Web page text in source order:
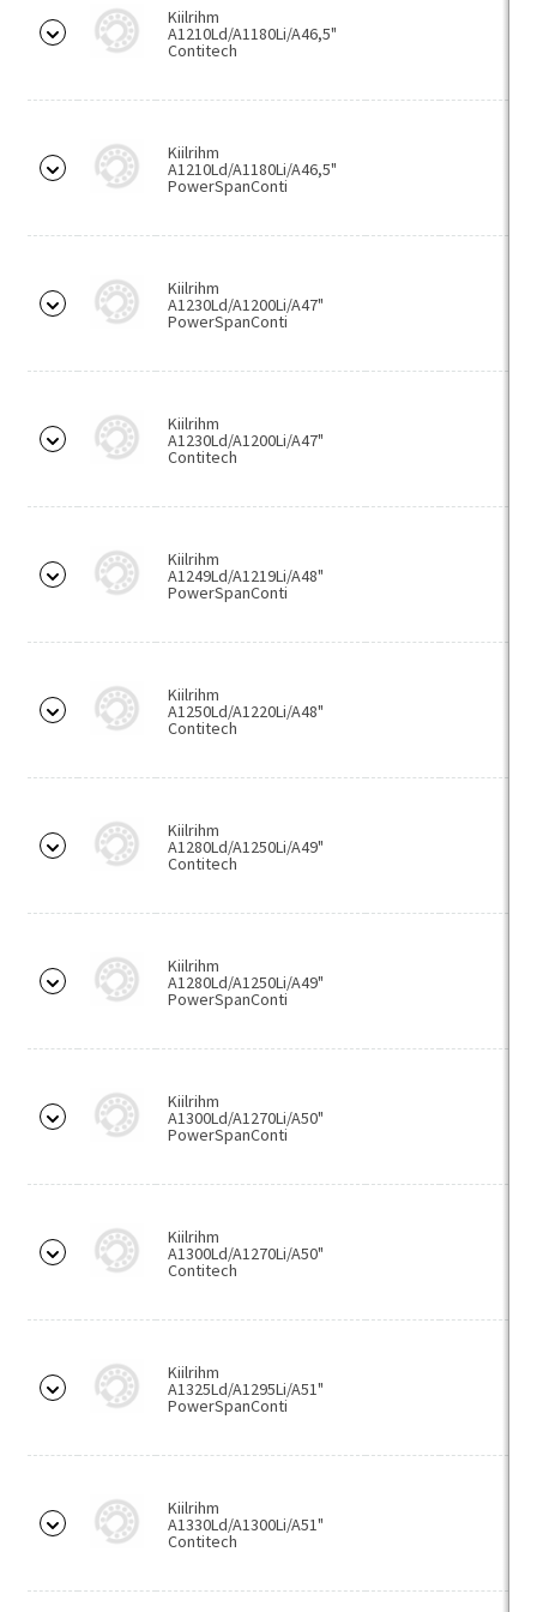
NKXR
ZARF
ZARN
Laagrid-rullikud
NATRxx
NUTRxx
LRxxxx
PWTRxx
Kuumuskindlad laagrid
Polümeerlaagrid
Pöördlaagrid
Vabakäigusidurid
Pukklaagrid (pukid/laagrid)
FC-korpus
PA-korpus
T-korpus
Pukklaagrid (Y-laagrid)
UC
GSH/SPH
SA/YET/(G)RAE/UY/ES/AEL
U
UCX
UKX
Kiilrihm
A1210Ld/A1180Li/A46,5"
Contitech
Kiilrihm
A1210Ld/A1180Li/A46,5"
PowerSpanConti
Kiilrihm
A1230Ld/A1200Li/A47"
PowerSpanConti
Kiilrihm
A1230Ld/A1200Li/A47"
Contitech
Kiilrihm
A1249Ld/A1219Li/A48"
PowerSpanConti
Kiilrihm
A1250Ld/A1220Li/A48"
Contitech
Kiilrihm
A1280Ld/A1250Li/A49"
Contitech
Kiilrihm
A1280Ld/A1250Li/A49"
PowerSpanConti
Kiilrihm
A1300Ld/A1270Li/A50"
PowerSpanConti
Kiilrihm
A1300Ld/A1270Li/A50"
Contitech
Kiilrihm
A1325Ld/A1295Li/A51"
PowerSpanConti
Kiilrihm
A1330Ld/A1300Li/A51"
Contitech